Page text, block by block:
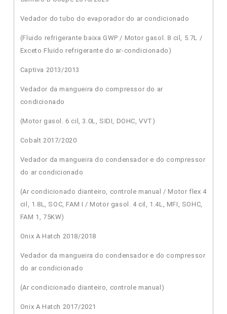
Vedador do tubo do evaporador do ar condicionado
(Fluido refrigerante baixa GWP / Motor gasol. 8 cil, 5.7L /
Exceto Fluido refrigerante do ar-condicionado)
Captiva 2013/2013
Vedador da mangueira do compressor do ar
condicionado
(Motor gasol. 6 cil, 3.0L, SIDI, DOHC, VVT)
Cobalt 2017/2020
Vedador da mangueira do condensador e do compressor
do ar condicionado
(Ar condicionado dianteiro, controle manual / Motor flex 4
cil, 1.8L, SOC, FAM I / Motor gasol. 4 cil, 1.4L, MFI, SOHC,
FAM 1, 75KW)
Onix A Hatch 2018/2018
Vedador da mangueira do condensador e do compressor
do ar condicionado
(Ar condicionado dianteiro, controle manual)
Onix A Hatch 2017/2021